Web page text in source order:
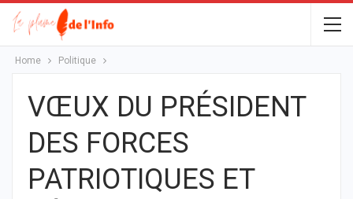
Home Politique
VŒUX DU PRÉSIDENT
DES FORCES
PATRIOTIQUES ET